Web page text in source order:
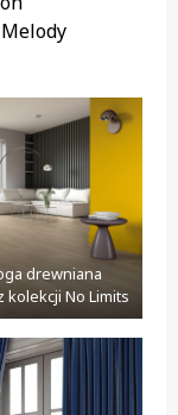
drewniana
kolekcji No Limits